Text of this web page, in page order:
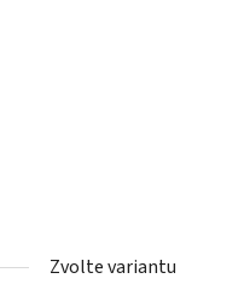
Zvolte variantu